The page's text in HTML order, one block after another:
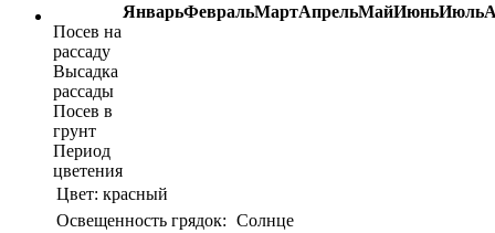
ЯнварьФевральМартАпрельМайИюньИюль
Посев на
рассаду
Высадка
рассады
Посев в
грунт
Период
цветения
Цвет: красный
Освещенность грядок: Солнце